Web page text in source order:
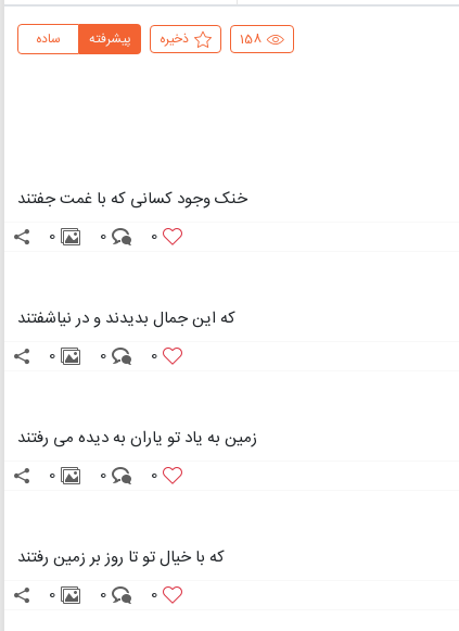
158 ذخیره ساده پیشرفته
خنک وجود کسانی که با غمت جفتند
0
0
0
که این جمال بدیدند و در نیاشفتند
0
0
0
زمین به یاد تو یاران به دیده می رفتند
0
0
0
که با خیال تو تا روز بر زمین رفتند
0
0
0